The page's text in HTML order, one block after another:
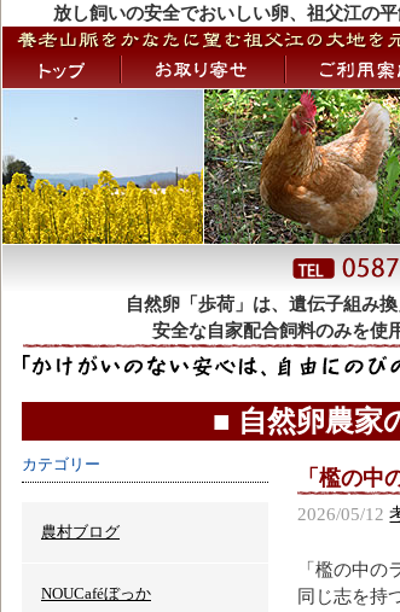
放し飼いの安全でおいしい卵、祖父江の
自然卵「歩荷」は、遺伝子組み
安全な自家配合飼料のみを使
■ 自然卵農家
「檻の中
2026/05/12
「檻の中の
同じ志を持
カテゴリー
農村ブログ
NOUCaféぼっか